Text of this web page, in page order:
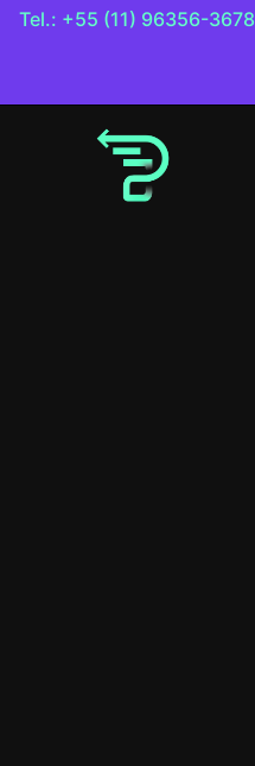
Tel.: +55 (11) 96356-3678